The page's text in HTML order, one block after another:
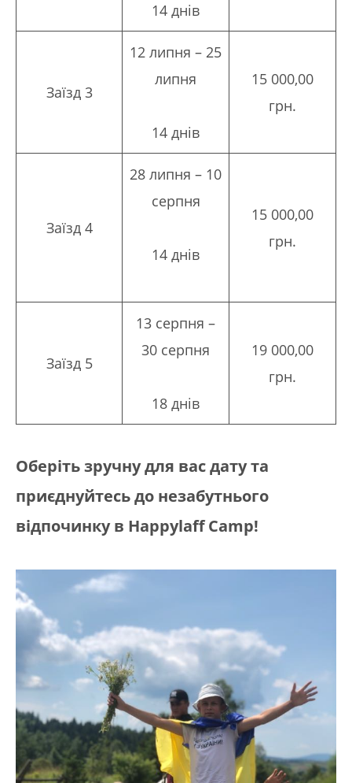
14 днів
Заїзд 3
12 липня – 25
липня
14 днів
15 000,00
грн.
Заїзд 4
28 липня – 10
серпня
14 днів
15 000,00
грн.
Заїзд 5
13 серпня –
30 серпня
18 днів
19 000,00
грн.
Оберіть зручну для вас дату та
приєднуйтесь до незабутнього
відпочинку в Happylaff Camp!